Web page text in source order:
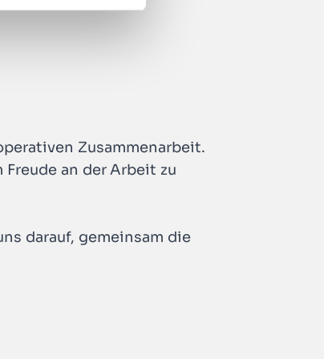
Zusammenarbeit.
an der Arbeit zu
darauf, gemeinsam die